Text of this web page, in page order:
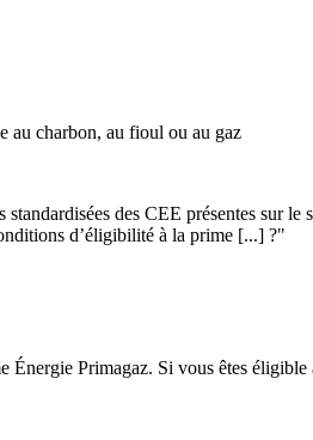
au charbon, au fioul ou au gaz
des CEE présentes sur le
d’éligibilité à la prime [...] ?"
Énergie Primagaz. Si vous êtes